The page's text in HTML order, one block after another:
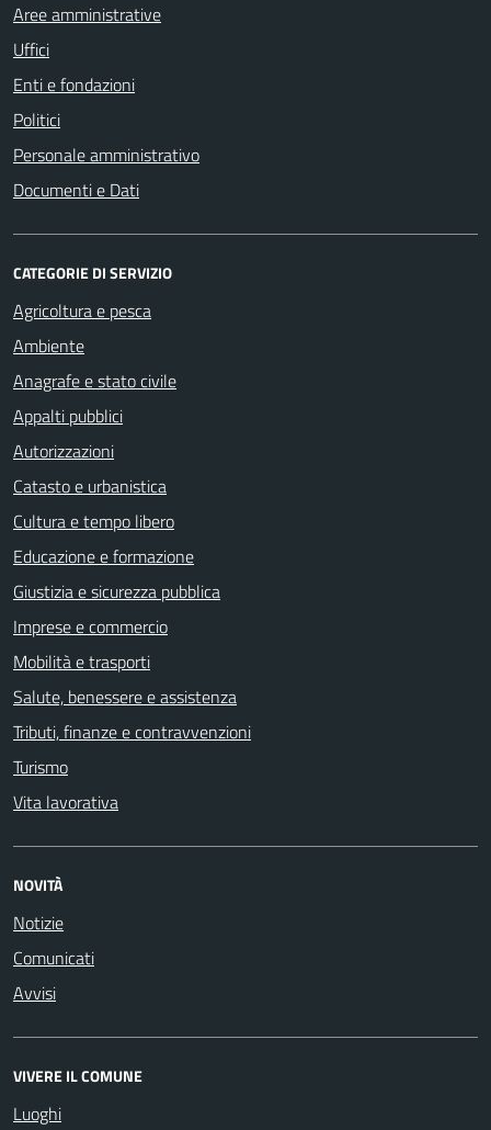
Aree amministrative
Uffici
Enti e fondazioni
Politici
Personale amministrativo
Documenti e Dati
CATEGORIE DI SERVIZIO
Agricoltura e pesca
Ambiente
Anagrafe e stato civile
Appalti pubblici
Autorizzazioni
Catasto e urbanistica
Cultura e tempo libero
Educazione e formazione
Giustizia e sicurezza pubblica
Imprese e commercio
Mobilità e trasporti
Salute, benessere e assistenza
Tributi, finanze e contravvenzioni
Turismo
Vita lavorativa
NOVITÀ
Notizie
Comunicati
Avvisi
VIVERE IL COMUNE
Luoghi